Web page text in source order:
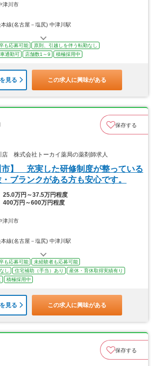
津川市
本線(名古屋－塩尻) 中津川駅
も応募可能
原則、引越しを伴う転勤なし
車通勤可 店舗数1～9 積極採用中
見る この求人に興味がある
保存する
株式会社トーカイ薬局の薬剤師求人
市】 充実した研修制度が整っている
ブランクがある方も安心です。
25.0万円～37.5万円程度
400万円～600万円程度
津川市
本線(名古屋－塩尻) 中津川駅
も応募可能
未経験者も応募可能
し
住宅補助（手当）あり
産休・育休取得実績有り
積極採用中
見る この求人に興味がある
保存する